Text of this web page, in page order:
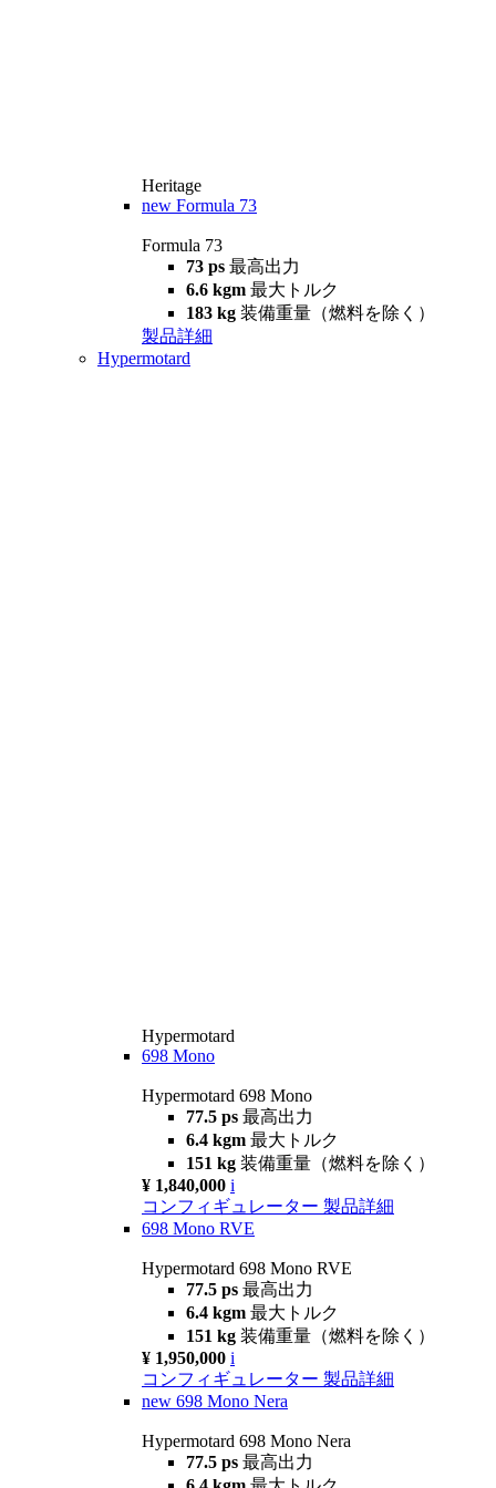
Heritage
new Formula 73
Formula 73
73 ps 最高出力
6.6 kgm 最大トルク
183 kg 装備重量（燃料を除く）
製品詳細
Hypermotard
Hypermotard
698 Mono
Hypermotard 698 Mono
77.5 ps 最高出力
6.4 kgm 最大トルク
151 kg 装備重量（燃料を除く）
¥ 1,840,000 i
コンフィギュレーター 製品詳細
698 Mono RVE
Hypermotard 698 Mono RVE
77.5 ps 最高出力
6.4 kgm 最大トルク
151 kg 装備重量（燃料を除く）
¥ 1,950,000 i
コンフィギュレーター 製品詳細
new 698 Mono Nera
Hypermotard 698 Mono Nera
77.5 ps 最高出力